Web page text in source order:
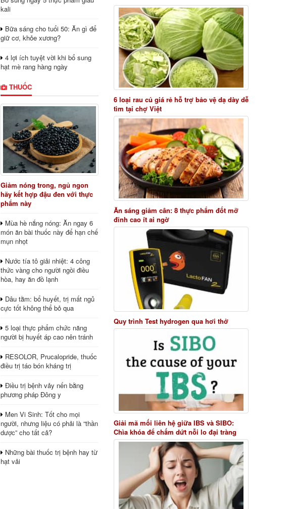
kali
Bữa sáng cho tuổi 50: Ăn gì để
giữ cơ, khỏe xương?
4 lợi ích tuyệt vời khi bổ sung
hạt mè rang hàng ngày
THUỐC
Giảm nóng trong, ngủ ngon
hãy kết hợp đậu đen với thực
phẩm này
Mùa hè nắng nóng: Ăn ngay 6
món ăn bài thuốc này để hạn chế
mụn nhọt
Nước tía tô giải nhiệt: 4 công
thức vàng cho người ngồi điều
hòa, hay ăn đồ lạnh
Dâu tằm: bổ huyết, trị mất ngủ
cực tốt không thể bỏ qua
5 loại thực phẩm chức năng
người bị huyết áp cao nên tránh
RESOLOR, Prucalopride, thuốc
điều trị táo bón kháng trị
Điều trị bệnh vảy nến bằng
phương pháp Đông y
Men Vi Sinh: Tốt cho mọi
người, nhưng liệu có phải là “thần
dược” cho tất cả?
Những bài thuốc trị bệnh hay từ
hạt vải
6 loại rau củ giá rẻ hỗ trợ bảo vệ dạ dày dễ
tìm tại chợ Việt
Ăn sáng giảm cân: 8 thực phẩm đốt mỡ
đỉnh cao ít ai ngờ
Quy trình Test hydrogen qua hơi thở
Giải mã mối liên hệ giữa IBS và SIBO:
Chìa khóa để chấm dứt nỗi lo đại tràng